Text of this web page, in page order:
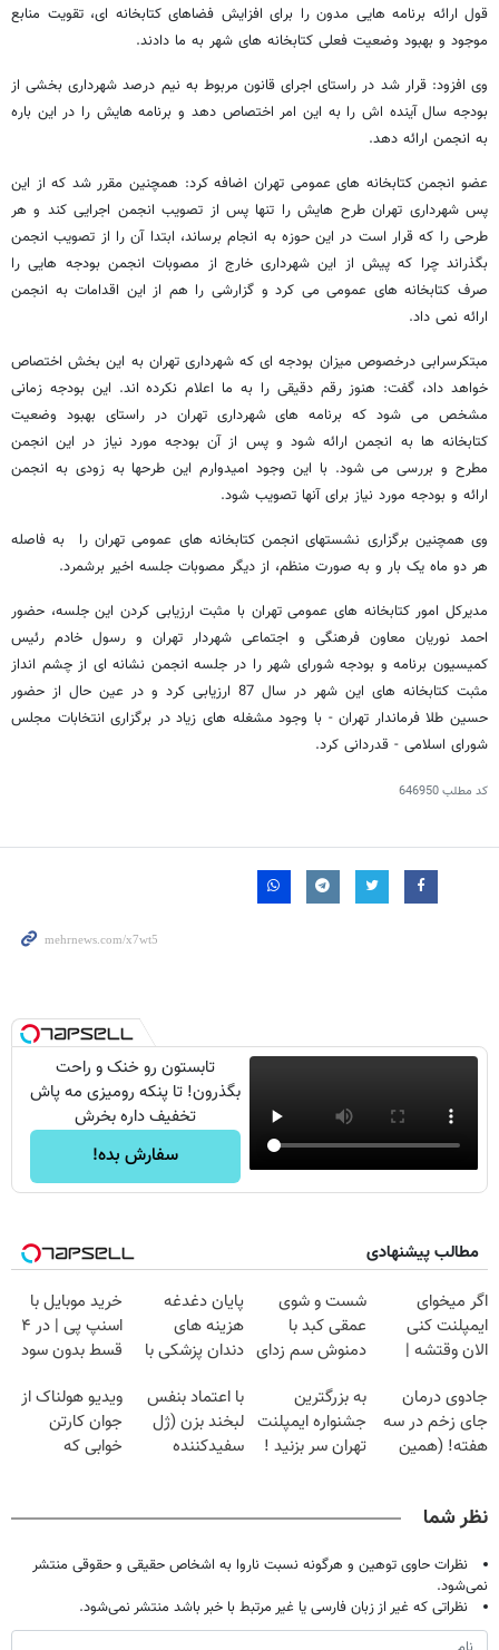
قول ارائه برنامه هایی مدون را برای افزایش فضاهای کتابخانه ای، تقویت منابع
موجود و بهبود وضعیت فعلی کتابخانه های شهر به ما دادند.
وی افزود: قرار شد در راستای اجرای قانون مربوط به نیم درصد شهرداری بخشی از
بودجه سال آینده اش را به این امر اختصاص دهد و برنامه هایش را در این باره
به انجمن ارائه دهد.
عضو انجمن کتابخانه های عمومی تهران اضافه کرد: همچنین مقرر شد که از این
پس شهرداری تهران طرح هایش را تنها پس از تصویب انجمن اجرایی کند و هر
طرحی را که قرار است در این حوزه به انجام برساند، ابتدا آن را از تصویب انجمن
بگذراند چرا که پیش از این شهرداری خارج از مصوبات انجمن بودجه هایی را
صرف کتابخانه های عمومی می کرد و گزارشی را هم از این اقدامات به انجمن
ارائه نمی داد.
مبتکرسرابی درخصوص میزان بودجه ای که شهرداری تهران به این بخش اختصاص
خواهد داد، گفت: هنوز رقم دقیقی را به ما اعلام نکرده اند. این بودجه زمانی
مشخص می شود که برنامه های شهرداری تهران در راستای بهبود وضعیت
کتابخانه ها به انجمن ارائه شود و پس از آن بودجه مورد نیاز در این انجمن
مطرح و بررسی می شود. با این وجود امیدوارم این طرحها به زودی به انجمن
ارائه و بودجه مورد نیاز برای آنها تصویب شود.
وی همچنین برگزاری نشستهای انجمن کتابخانه های عمومی تهران را به فاصله
هر دو ماه یک بار و به صورت منظم، از دیگر مصوبات جلسه اخیر برشمرد.
مدیرکل امور کتابخانه های عمومی تهران با مثبت ارزیابی کردن این جلسه، حضور
احمد نوریان معاون فرهنگی و اجتماعی شهردار تهران و رسول خادم رئیس
کمیسیون برنامه و بودجه شورای شهر را در جلسه انجمن نشانه ای از چشم انداز
مثبت کتابخانه های این شهر در سال 87 ارزیابی کرد و در عین حال از حضور
حسین طلا فرماندار تهران - با وجود مشغله های زیاد در برگزاری انتخابات مجلس
شورای اسلامی - قدردانی کرد.
کد مطلب646950
تابستون رو خنک و راحت
بگذرون! تا پنکه رومیزی مه پاش
تخفیف داره بخرش
سفارش بده!
مطالب پیشنهادی
اگر میخوای
ایمپلنت کنی
الان وقتشه |
میلیون تومان!!!
شست و شوی
عمقی کبد با
دمنوش سم زدای
پایان دغدغه
هزینه های
دندان پزشکی با
خانگی
خرید موبایل با
اسنپ پی | در ۴
قسط بدون سود
جادوی درمان
جای زخم در سه
هفته! (همین
به بزرگترین
جشنواره ایمپلنت
تهران سر بزنید !
با اعتماد بنفس
لبخند بزن (ژل
سفیدکننده
ویدیو هولناک از
جوان کارتن
خوابی که
نظر شما
نظرات حاوی توهین و هرگونه نسبت ناروا به اشخاص حقیقی و حقوقی منتشر
نمی‌شود.
نظراتی که غیر از زبان فارسی یا غیر مرتبط با خبر باشد منتشر نمی‌شود.